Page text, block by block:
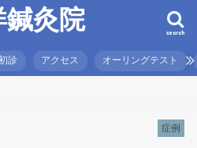
鍼灸院 search
診 アクセス オーリングテスト
症例